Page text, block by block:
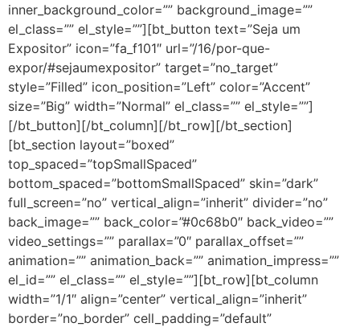
inner_background_color=”” background_image=””
el_class=”” el_style=””][bt_button text=”Seja um
Expositor” icon=”fa_f101″ url=”/16/por-que-
expor/#sejaumexpositor” target=”no_target”
style=”Filled” icon_position=”Left” color=”Accent”
size=”Big” width=”Normal” el_class=”” el_style=””]
[/bt_button][/bt_column][/bt_row][/bt_section]
[bt_section layout=”boxed”
top_spaced=”topSmallSpaced”
bottom_spaced=”bottomSmallSpaced” skin=”dark”
full_screen=”no” vertical_align=”inherit” divider=”no”
back_image=”” back_color=”#0c68b0″ back_video=””
video_settings=”” parallax=”0″ parallax_offset=””
animation=”” animation_back=”” animation_impress=””
el_id=”” el_class=”” el_style=””][bt_row][bt_column
width=”1/1″ align=”center” vertical_align=”inherit”
border=”no_border” cell_padding=”default”